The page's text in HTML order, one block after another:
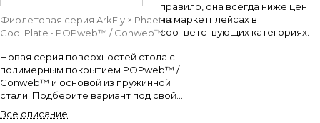
Фиолетовая серия ArkFly × Phaetus •
Cool Plate • POPweb™ / Conweb™
Новая серия поверхностей стола с
полимерным покрытием POPweb™ /
Conweb™ и основой из пружинной
стали. Подберите вариант под свой
Все описание
правило, она всегда ниже цен
на маркетплейсах в
соответствующих категориях.